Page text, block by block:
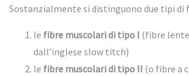
Sostanzialmente si distinguono due tipi di
le fibre muscolari di tipo I (fibre
dall’inglese slow titch)
le fibre muscolari di tipo II (o fibre a